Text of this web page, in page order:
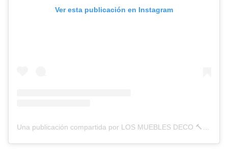
Ver esta publicación en Instagram